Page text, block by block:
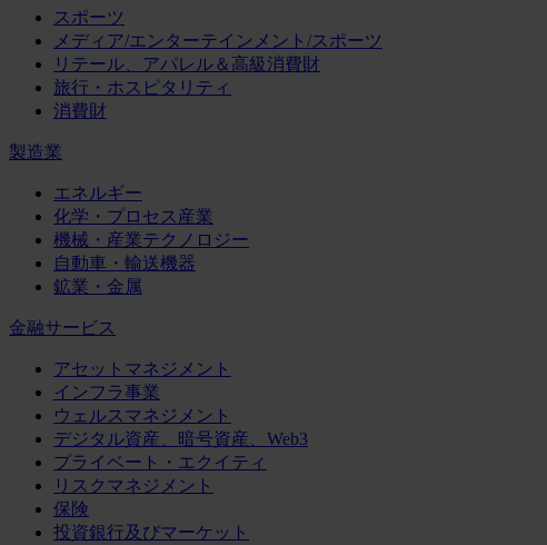
スポーツ
メディア/エンターテインメント/スポーツ
リテール、アパレル＆高級消費財
旅行・ホスピタリティ
消費財
製造業
エネルギー
化学・プロセス産業
機械・産業テクノロジー
自動車・輸送機器
鉱業・金属
金融サービス
アセットマネジメント
インフラ事業
ウェルスマネジメント
デジタル資産、暗号資産、Web3
プライベート・エクイティ
リスクマネジメント
保険
投資銀行及びマーケット